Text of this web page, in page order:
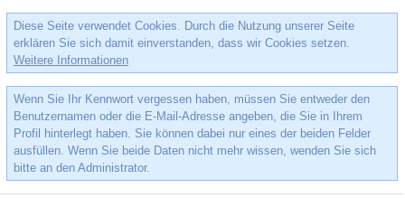
Diese Seite verwendet Cookies. Durch die Nutzung unserer Seite
erklären Sie sich damit einverstanden, dass wir Cookies setzen.
Weitere Informationen
Wenn Sie Ihr Kennwort vergessen haben, müssen Sie entweder den
Benutzernamen oder die E-Mail-Adresse angeben, die Sie in Ihrem
Profil hinterlegt haben. Sie können dabei nur eines der beiden Felder
ausfüllen. Wenn Sie beide Daten nicht mehr wissen, wenden Sie sich
bitte an den Administrator.